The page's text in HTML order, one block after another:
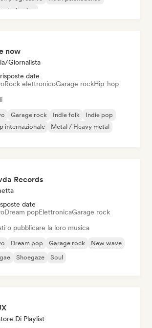
classico
now
Giornalista
date
Rock elettronicoGarage rockHip-hop
Garage rock Indie folk
Indie pop
internazionale
Metal / Heavy metal
Records
date
Dream popElettronicaGarage rock
o pubblicare la loro musica
Dream pop Garage rock
New wave
Shoegaze Soul
Di Playlist